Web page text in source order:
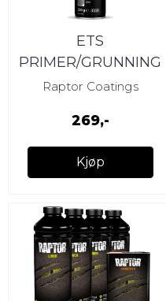
ETS
PRIMER/GRUNNING
Raptor Coatings
269,-
Kjøp